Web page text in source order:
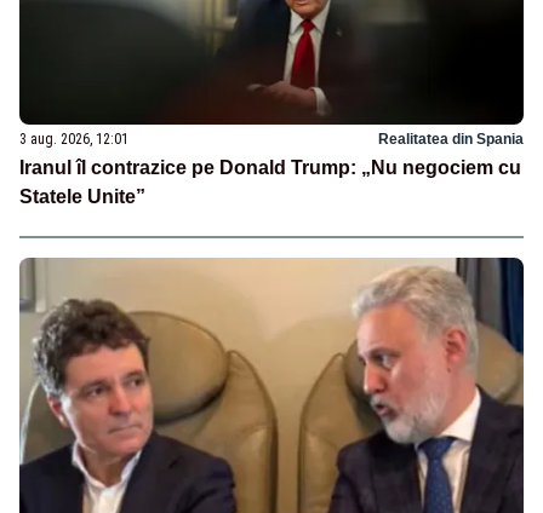
3 aug. 2026, 12:01 Realitatea din Spania
Iranul îl contrazice pe Donald Trump: „Nu negociem cu
Statele Unite”